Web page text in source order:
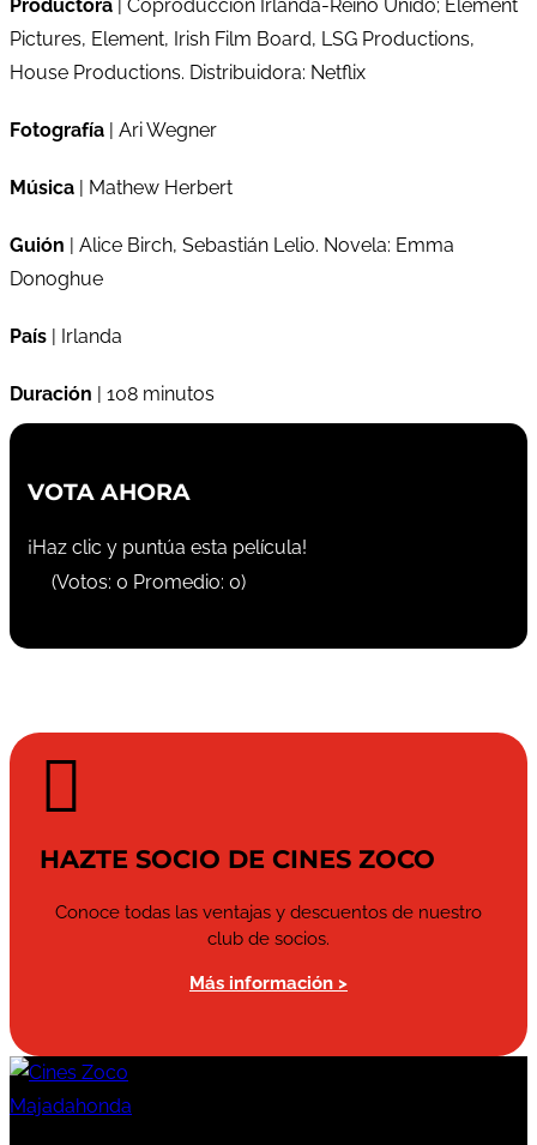
Productora | Coproducción Irlanda-Reino Unido; Element
Pictures, Element, Irish Film Board, LSG Productions,
House Productions. Distribuidora: Netflix
Fotografía | Ari Wegner
Música | Mathew Herbert
Guión | Alice Birch, Sebastián Lelio. Novela: Emma
Donoghue
País | Irlanda
Duración | 108 minutos
VOTA AHORA
¡Haz clic y puntúa esta película!
(Votos: 0 Promedio: 0)

HAZTE SOCIO DE CINES ZOCO
Conoce todas las ventajas y descuentos de nuestro
club de socios.
Más información >